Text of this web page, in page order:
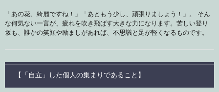
「あの花、綺麗ですね！」「あともう少し、頑張りましょう！」。 そん
な何気ない一言が、疲れを吹き飛ばす大きな力になります。苦しい登り
坂も、誰かの笑顔や励ましがあれば、不思議と足が軽くなるものです。
【「自立」した個人の集まりであること】